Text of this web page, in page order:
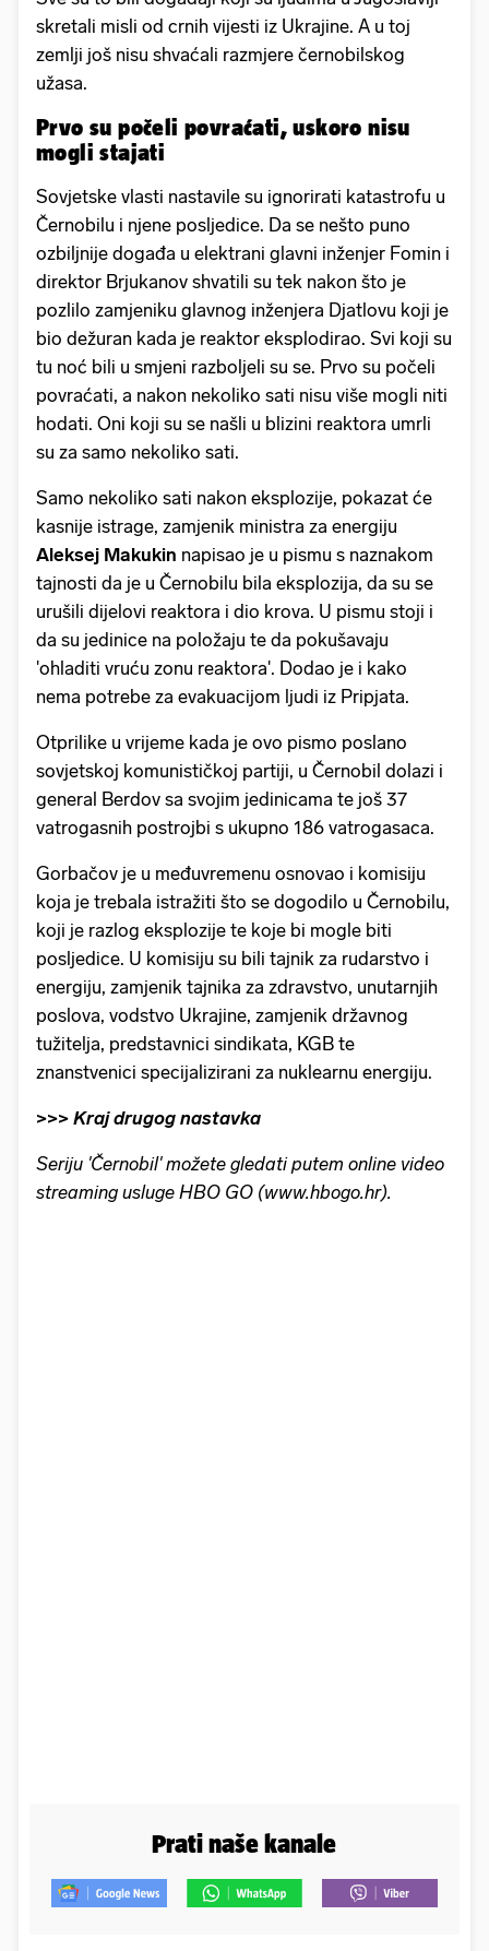
skretali misli od crnih vijesti iz Ukrajine. A u toj
zemlji još nisu shvaćali razmjere černobilskog
užasa.
Prvo su počeli povraćati, uskoro nisu
mogli stajati
Sovjetske vlasti nastavile su ignorirati katastrofu u
Černobilu i njene posljedice. Da se nešto puno
ozbiljnije događa u elektrani glavni inženjer Fomin i
direktor Brjukanov shvatili su tek nakon što je
pozlilo zamjeniku glavnog inženjera Djatlovu koji je
bio dežuran kada je reaktor eksplodirao. Svi koji su
tu noć bili u smjeni razboljeli su se. Prvo su počeli
povraćati, a nakon nekoliko sati nisu više mogli niti
hodati. Oni koji su se našli u blizini reaktora umrli
su za samo nekoliko sati.
Samo nekoliko sati nakon eksplozije, pokazat će
kasnije istrage, zamjenik ministra za energiju
Aleksej Makukin napisao je u pismu s naznakom
tajnosti da je u Černobilu bila eksplozija, da su se
urušili dijelovi reaktora i dio krova. U pismu stoji i
da su jedinice na položaju te da pokušavaju
'ohladiti vruću zonu reaktora'. Dodao je i kako
nema potrebe za evakuacijom ljudi iz Pripjata.
Otprilike u vrijeme kada je ovo pismo poslano
sovjetskoj komunističkoj partiji, u Černobil dolazi i
general Berdov sa svojim jedinicama te još 37
vatrogasnih postrojbi s ukupno 186 vatrogasaca.
Gorbačov je u međuvremenu osnovao i komisiju
koja je trebala istražiti što se dogodilo u Černobilu,
koji je razlog eksplozije te koje bi mogle biti
posljedice. U komisiju su bili tajnik za rudarstvo i
energiju, zamjenik tajnika za zdravstvo, unutarnjih
poslova, vodstvo Ukrajine, zamjenik državnog
tužitelja, predstavnici sindikata, KGB te
znanstvenici specijalizirani za nuklearnu energiju.
>>> Kraj drugog nastavka
Seriju 'Černobil' možete gledati putem online video
streaming usluge HBO GO (www.hbogo.hr).
Prati naše kanale